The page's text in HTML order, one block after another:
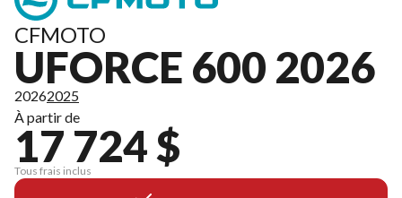
CFMOTO
UFORCE 600 2026
20262025
À partir de
17 724 $
Tous frais inclus